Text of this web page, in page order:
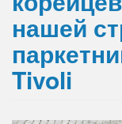
нашей
Tivoli